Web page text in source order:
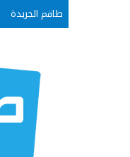
طاقم الجريدة